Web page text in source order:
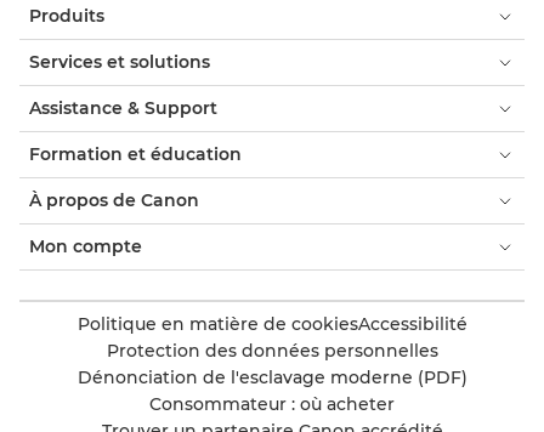
Produits
Services et solutions
Assistance & Support
Formation et éducation
À propos de Canon
Mon compte
Politique en matière de cookiesAccessibilité
Protection des données personnelles
Dénonciation de l'esclavage moderne (PDF)
Consommateur : où acheter